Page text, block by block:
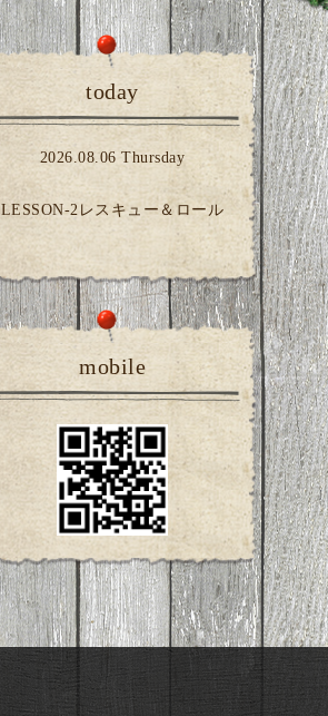
today
2026.08.06 Thursday
LESSON-2レスキュー＆ロール
mobile